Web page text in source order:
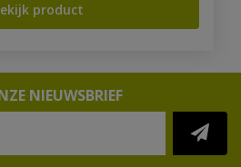
product
NIEUWSBRIEF